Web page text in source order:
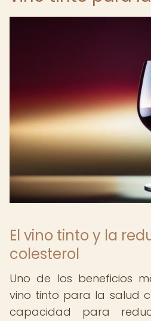
El vino tinto y la
colesterol
Uno de los beneficios
vino tinto para la salud
capacidad para